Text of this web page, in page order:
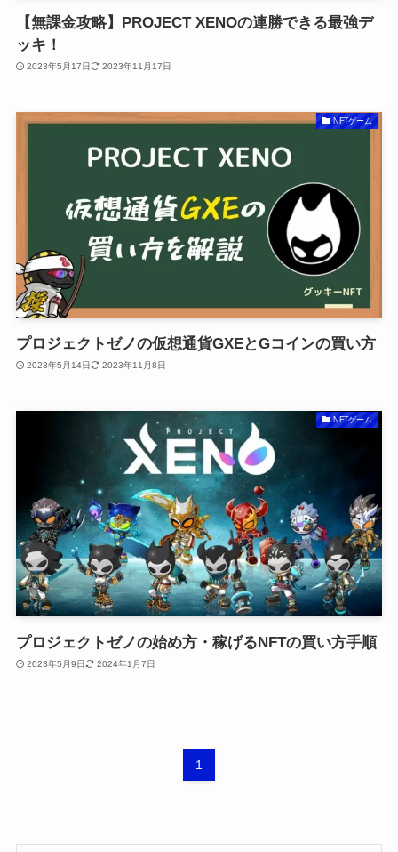
【無課金攻略】PROJECT XENOの連勝できる最強デ
ッキ！
2023年5月17日 2023年11月17日
NFTゲーム
プロジェクトゼノの仮想通貨GXEとGコインの買い方
2023年5月14日 2023年11月8日
NFTゲーム
プロジェクトゼノの始め方・稼げるNFTの買い方手順
2023年5月9日 2024年1月7日
1